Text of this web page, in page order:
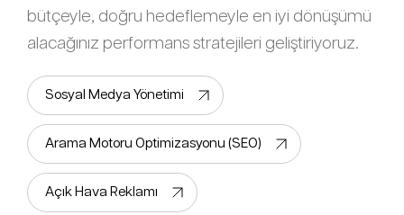
bütçeyle, doğru hedeflemeyle en iyi dönüşümü
alacağınız performans stratejileri geliştiriyoruz.
Sosyal Medya Yönetimi
Arama Motoru Optimizasyonu (SEO)
Açık Hava Reklamı